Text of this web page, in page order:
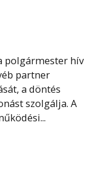
polgármester hív
partner
a döntés
szolgálja. A